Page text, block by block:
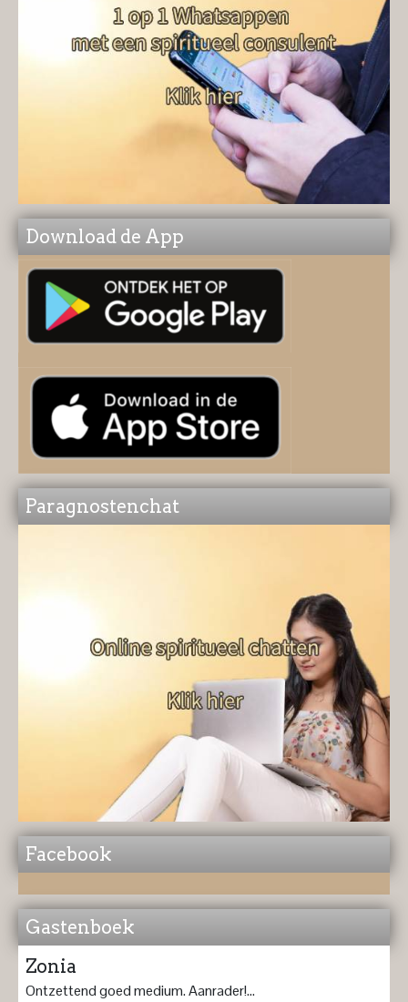
Download de App
Paragnostenchat
Facebook
Gastenboek
Zonia
Ontzettend goed medium. Aanrader!...